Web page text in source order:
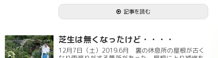
記事を読む
芝生は無くなったけど・・・・
12月7日（土）2019.6月 裏の休息所の屋根が古く